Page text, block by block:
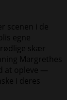
scenen i de
egne
skær
Margrethes
at opleve —
i deres